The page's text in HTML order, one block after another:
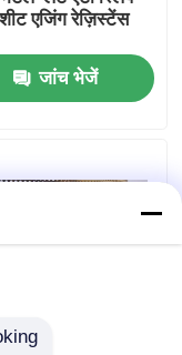
एजिंग रेज़िस्टेंस
जांच भेजें